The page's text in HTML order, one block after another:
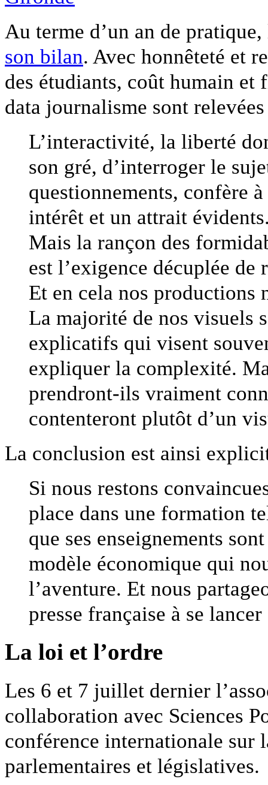
Au terme d’un an de
son bilan. Avec honnêteté et
des étudiants, coût humain
data journalisme sont
L’interactivité, la liberté
son gré, d’interroger le
questionnements, confère
intérêt et un attrait
Mais la rançon des
est l’exigence décuplée de
Et en cela nos productions
La majorité de nos visuels
explicatifs qui visent
expliquer la complexité.
prendront-ils vraiment
contenteront plutôt d’un
La conclusion est ainsi
Si nous restons
place dans une formation
que ses enseignements
modèle économique qui
l’aventure. Et nous
presse française à se
La loi et l’ordre
Les 6 et 7 juillet dernier
collaboration avec Sciences
conférence internationale sur
parlementaires et législatives.